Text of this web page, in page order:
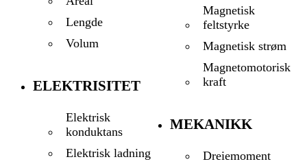
Lengde
Volum
ELEKTRISITET
Elektrisk
konduktans
Elektrisk ladning
Magnetisk
feltstyrke
Magnetisk strøm
Magnetomotorisk
kraft
MEKANIKK
Dreiemoment